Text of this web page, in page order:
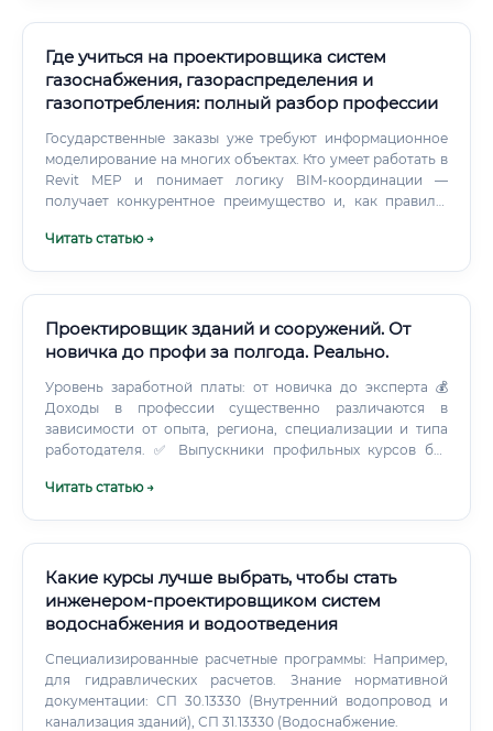
Где учиться на проектировщика систем
газоснабжения, газораспределения и
газопотребления: полный разбор профессии
Государственные заказы уже требуют информационное
моделирование на многих объектах. Кто умеет работать в
Revit MEP и понимает логику BIM-координации —
получает конкурентное преимущество и, как правило,
Читать статью →
Проектировщик зданий и сооружений. От
новичка до профи за полгода. Реально.
Уровень заработной платы: от новичка до эксперта 💰
Доходы в профессии существенно различаются в
зависимости от опыта, региона, специализации и типа
работодателя. ✅ Выпускники профильных курсов без
при условии знания базового ПО и готовности к
зарубежные компании или в крупных девелоперских
структурах — значительно выше.
Читать статью →
Какие курсы лучше выбрать, чтобы стать
инженером-проектировщиком систем
водоснабжения и водоотведения
Специализированные расчетные программы: Например,
для гидравлических расчетов. Знание нормативной
документации: СП 30.13330 (Внутренний водопровод и
канализация зданий), СП 31.13330 (Водоснабжение.